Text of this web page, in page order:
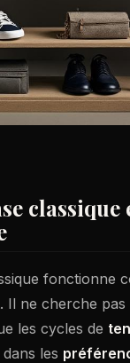
fonctionne
Il ne cherche
les cycles de
les